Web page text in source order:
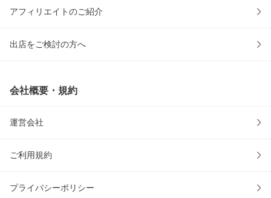
アフィリエイトのご紹介
出店をご検討の方へ
会社概要・規約
運営会社
ご利用規約
プライバシーポリシー